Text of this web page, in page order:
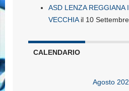
ASD LENZA REGGIANA
VECCHIAil 10
CALENDARIO
Agosto